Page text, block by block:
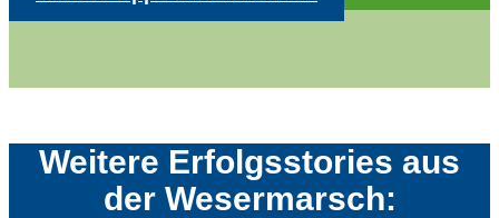
Weitere Erfolgsstories aus
der Wesermarsch: